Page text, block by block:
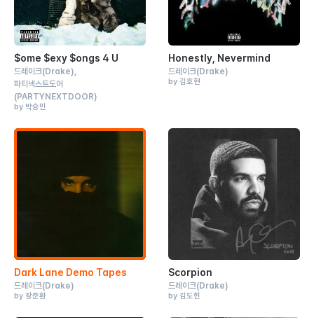
$ome $exy $ongs 4 U
드레이크(Drake)
파티넥스트도어
(PARTYNEXTDOOR)
by 박승민
Honestly, Nevermind
드레이크(Drake)
by 김호현
Dark Lane Demo Tapes
드레이크(Drake)
by 장준환
Scorpion
드레이크(Drake)
by 김도헌